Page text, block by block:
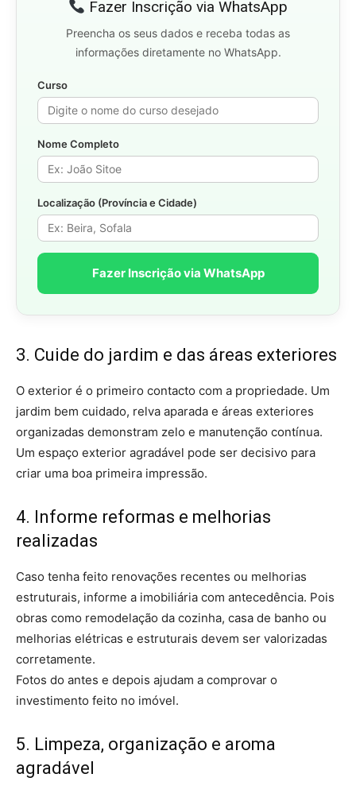
Fazer Inscrição via WhatsApp
Preencha os seus dados e receba todas as
informações diretamente no WhatsApp.
Curso
Nome Completo
Localização (Província e Cidade)
Fazer Inscrição via WhatsApp
3. Cuide do jardim e das áreas exteriores
O exterior é o primeiro contacto com a propriedade. Um
jardim bem cuidado, relva aparada e áreas exteriores
organizadas demonstram zelo e manutenção contínua.
Um espaço exterior agradável pode ser decisivo para
criar uma boa primeira impressão.
4. Informe reformas e melhorias
realizadas
Caso tenha feito renovações recentes ou melhorias
estruturais, informe a imobiliária com antecedência. Pois
obras como remodelação da cozinha, casa de banho ou
melhorias elétricas e estruturais devem ser valorizadas
corretamente.
Fotos do antes e depois ajudam a comprovar o
investimento feito no imóvel.
5. Limpeza, organização e aroma
agradável